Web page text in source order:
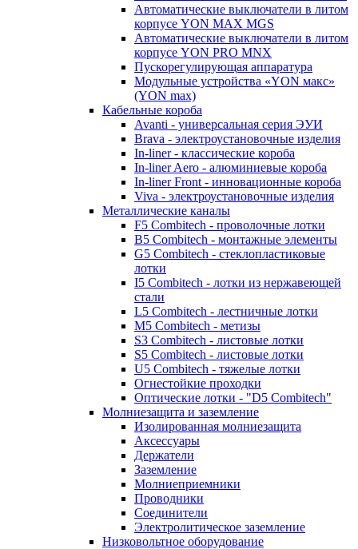
Автоматические выключатели в литом
корпусе YON MAX MGS
Автоматические выключатели в литом
корпусе YON PRO MNX
Пускорегулирующая аппаратура
Модульные устройства «YON макс»
(YON max)
Кабельные короба
Avanti - универсальная серия ЭУИ
Brava - электроустановочные изделия
In-liner - классические короба
In-liner Aero - алюминиевые короба
In-liner Front - инновационные короба
Viva - электроустановочные изделия
Металлические каналы
F5 Combitech - проволочные лотки
B5 Combitech - монтажные элементы
G5 Combitech - стеклопластиковые
лотки
I5 Combitech - лотки из нержавеющей
стали
L5 Combitech - лестничные лотки
M5 Combitech - метизы
S3 Combitech - листовые лотки
S5 Combitech - листовые лотки
U5 Combitech - тяжелые лотки
Огнестойкие проходки
Оптические лотки - "D5 Combitech"
Молниезащита и заземление
Изолированная молниезащита
Аксессуары
Держатели
Заземление
Молниеприемники
Проводники
Соединители
Электролитическое заземление
Низковольтное оборудование